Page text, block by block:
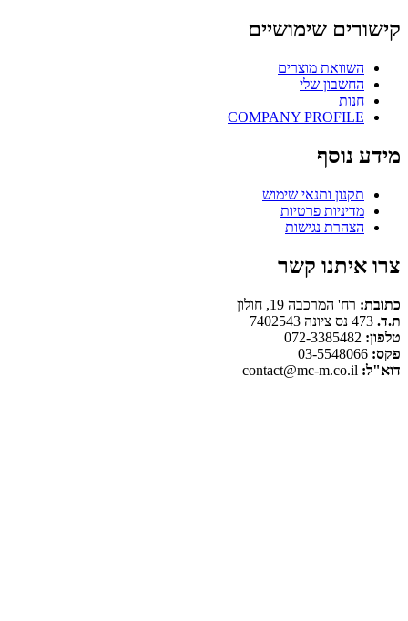
קישורים שימושיים
השוואת מוצרים
החשבון שלי
חנות
COMPANY PROFILE
מידע נוסף
תקנון ותנאי שימוש
מדיניות פרטיות
הצהרת נגישות
צרו איתנו קשר
כתובת: רח' המרכבה 19, חולון
ת.ד.
טלפון:
פקס:
דוא"ל: